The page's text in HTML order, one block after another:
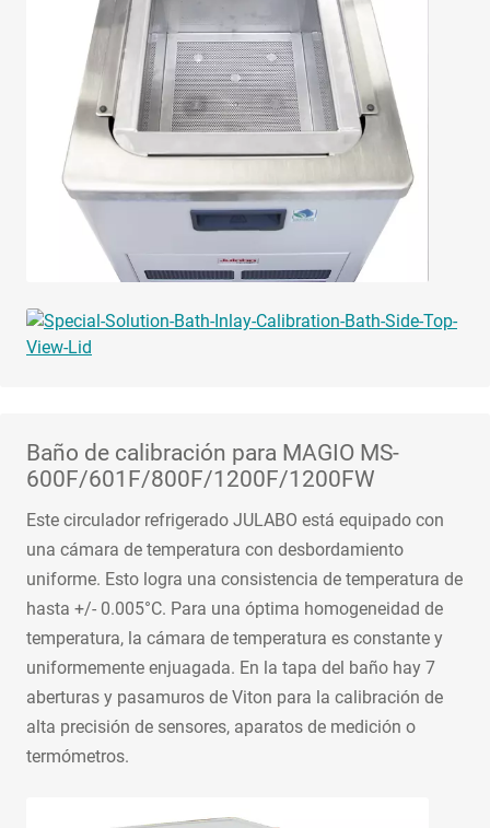
Baño de calibración para MAGIO MS-
600F/601F/800F/1200F/1200FW
Este circulador refrigerado JULABO está equipado con
una cámara de temperatura con desbordamiento
uniforme. Esto logra una consistencia de temperatura de
hasta +/- 0.005°C. Para una óptima homogeneidad de
temperatura, la cámara de temperatura es constante y
uniformemente enjuagada. En la tapa del baño hay 7
aberturas y pasamuros de Viton para la calibración de
alta precisión de sensores, aparatos de medición o
termómetros.